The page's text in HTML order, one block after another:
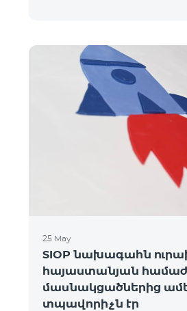
25 May
SIOP նախագահն
հայաստանյան
մասնակցածներից
տպավորիչն էր